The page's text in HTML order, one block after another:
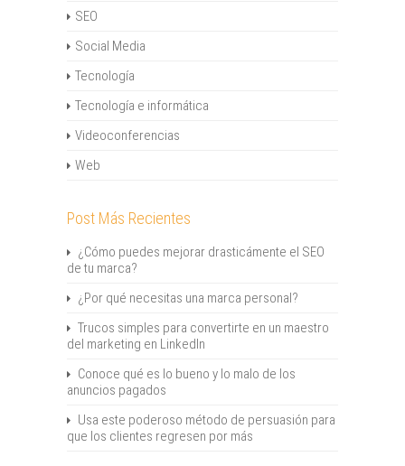
SEO
Social Media
Tecnología
Tecnología e informática
Videoconferencias
Web
Post Más Recientes
¿Cómo puedes mejorar drasticámente el SEO
de tu marca?
¿Por qué necesitas una marca personal?
Trucos simples para convertirte en un maestro
del marketing en LinkedIn
Conoce qué es lo bueno y lo malo de los
anuncios pagados
Usa este poderoso método de persuasión para
que los clientes regresen por más